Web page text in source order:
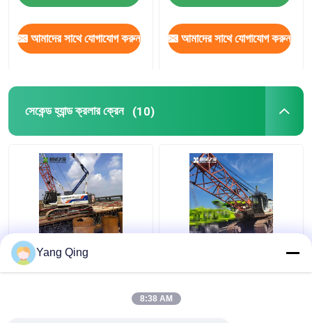
আমাদের সাথে যোগাযোগ করুন আমাদের সাথে যোগাযোগ করুন
সেকেন্ড হ্যান্ড ক্রলার ক্রেন (10)
75টন ব্যবহৃত সেকেন্ড হ্যান্ড
ক্রলার ক্রেন জুমলিয়ন
ব্যবহৃত Zoomlion QUY80
Yang Qing
8:38 AM